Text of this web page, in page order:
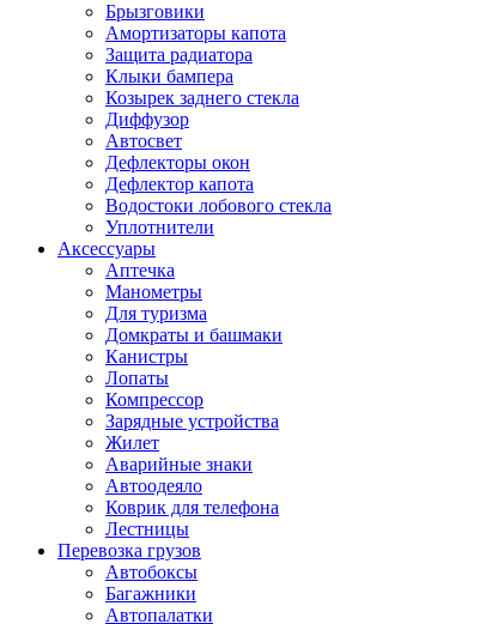
Брызговики
Амортизаторы капота
Защита радиатора
Клыки бампера
Козырек заднего стекла
Диффузор
Автосвет
Дефлекторы окон
Дефлектор капота
Водостоки лобового стекла
Уплотнители
Аксессуары
Аптечка
Манометры
Для туризма
Домкраты и башмаки
Канистры
Лопаты
Компрессор
Зарядные устройства
Жилет
Аварийные знаки
Автоодеяло
Коврик для телефона
Лестницы
Перевозка грузов
Автобоксы
Багажники
Автопалатки